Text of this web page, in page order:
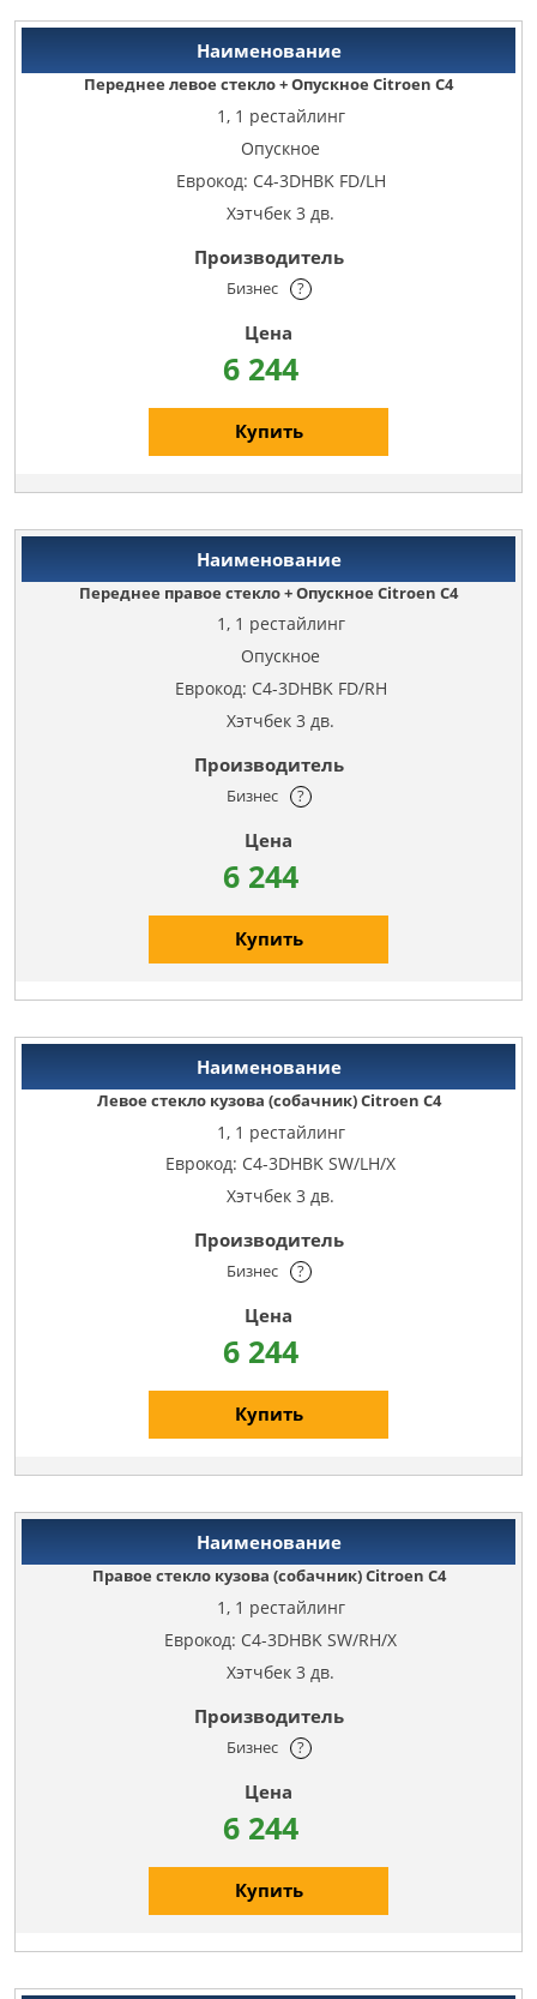
Переднее левое стекло + Опускное Citroen C4
1, 1 рестайлинг
Опускное
Еврокод: C4-3DHBK FD/LH
Хэтчбек 3 дв.
Бизнес ?
6 244
Купить
Переднее правое стекло + Опускное Citroen C4
1, 1 рестайлинг
Опускное
Еврокод: C4-3DHBK FD/RH
Хэтчбек 3 дв.
Бизнес ?
6 244
Купить
Левое стекло кузова (собачник) Citroen C4
1, 1 рестайлинг
Еврокод: C4-3DHBK SW/LH/X
Хэтчбек 3 дв.
Бизнес ?
6 244
Купить
Правое стекло кузова (собачник) Citroen C4
1, 1 рестайлинг
Еврокод: C4-3DHBK SW/RH/X
Хэтчбек 3 дв.
Бизнес ?
6 244
Купить